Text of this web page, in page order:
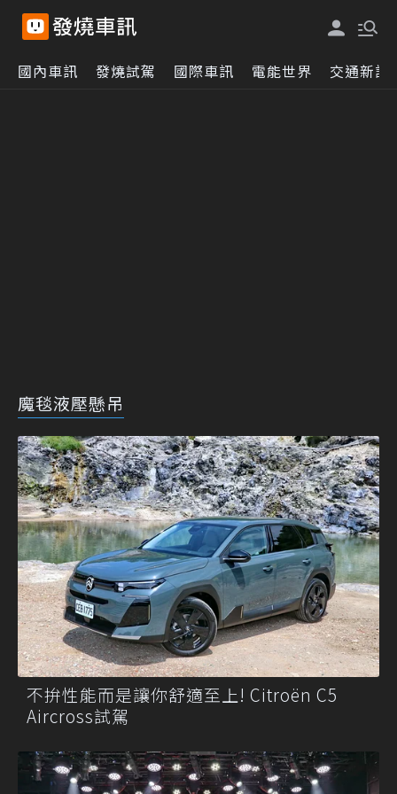
國內車訊 發燒試駕 國際車訊 電能世界 交通新訊
魔毯液壓懸吊
不拚性能而是讓你舒適至上! Citroën C5
Aircross試駕